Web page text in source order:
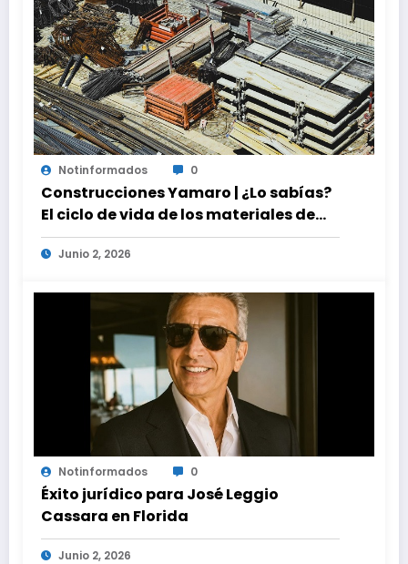
Notinformados 0
Construcciones Yamaro | ¿Lo sabías?
El ciclo de vida de los materiales de
construcción revoluciona eficiencia
en proyectos modernos
Junio 2, 2026
Notinformados 0
Éxito jurídico para José Leggio
Cassara en Florida
Junio 2, 2026